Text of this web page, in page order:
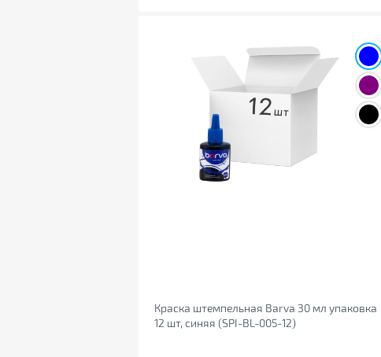
Краска штемпельная Barva 30 мл упаковка
12 шт, синяя (SPI-BL-005-12)